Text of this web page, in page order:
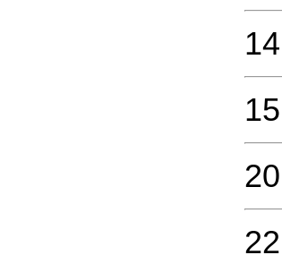
14
15
20
22